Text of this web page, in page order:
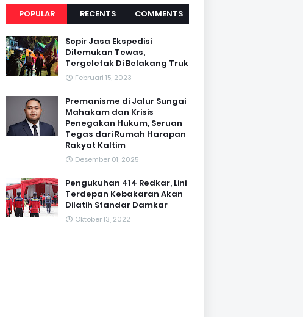
POPULAR RECENTS COMMENTS
Sopir Jasa Ekspedisi
Ditemukan Tewas,
Tergeletak Di Belakang Truk
Februari 15, 2023
Premanisme di Jalur Sungai
Mahakam dan Krisis
Penegakan Hukum, Seruan
Tegas dari Rumah Harapan
Rakyat Kaltim
Desember 01, 2025
Pengukuhan 414 Redkar, Lini
Terdepan Kebakaran Akan
Dilatih Standar Damkar
Oktober 13, 2022